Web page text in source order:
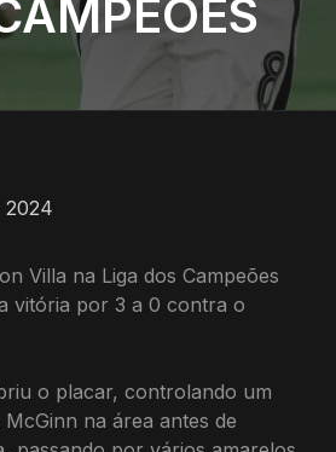
2024
Villa na Liga dos Campeões
vitória por 3 a 0 contra o
o placar, controlando um
na área antes de